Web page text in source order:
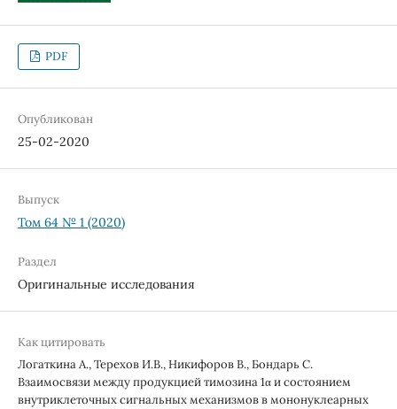
PDF
Опубликован
25-02-2020
Выпуск
Том 64 № 1 (2020)
Раздел
Оригинальные исследования
Как цитировать
Логаткина А., Терехов И.В., Никифоров В., Бондарь С.
Взаимосвязи между продукцией тимозина 1α и состоянием
внутриклеточных сигнальных механизмов в мононуклеарных